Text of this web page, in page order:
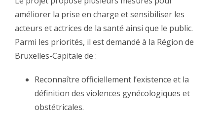
améliorer la prise en charge et sensibiliser les
acteurs et actrices de la santé ainsi que le public.
Parmi les priorités, il est demandé à la Région de
Bruxelles-Capitale de :
Reconnaître officiellement l’existence et la
définition des violences gynécologiques et
obstétricales.